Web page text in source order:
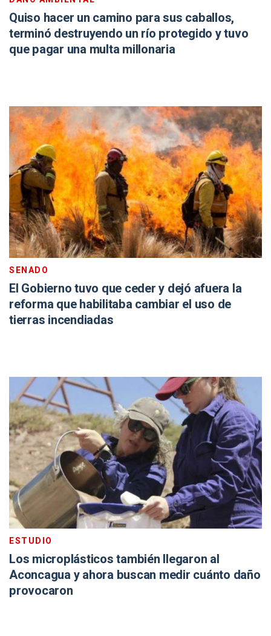
Quiso hacer un camino para sus caballos,
terminó destruyendo un río protegido y tuvo
que pagar una multa millonaria
SENADO
El Gobierno tuvo que ceder y dejó afuera la
reforma que habilitaba cambiar el uso de
tierras incendiadas
ESTUDIO
Los microplásticos también llegaron al
Aconcagua y ahora buscan medir cuánto daño
provocaron